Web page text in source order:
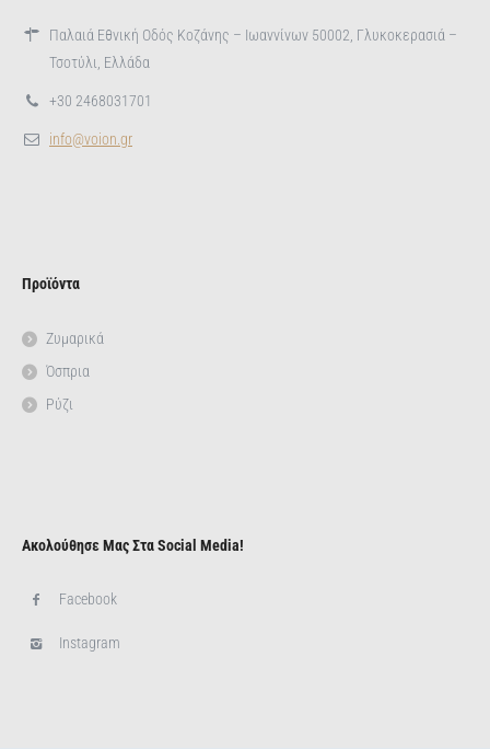
Παλαιά Εθνική Οδός Κοζάνης – Ιωαννίνων 50002, Γλυκοκερασιά –
Τσοτύλι, Ελλάδα
+30 2468031701
info@voion.gr
Προϊόντα
Ζυμαρικά
Όσπρια
Ρύζι
Ακολούθησε Μας Στα Social Media!
Facebook
Instagram